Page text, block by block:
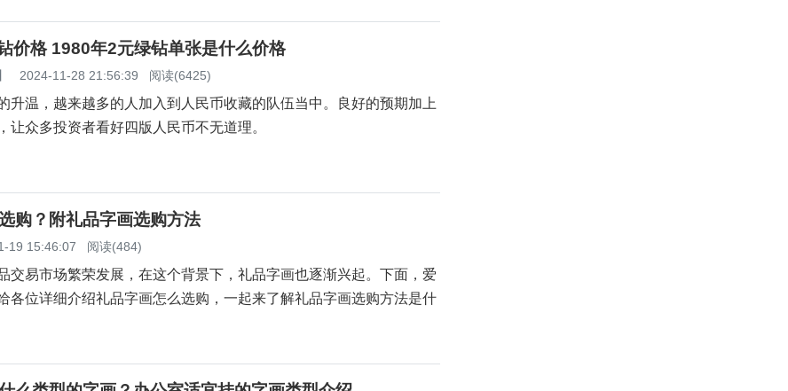
价格 1980年2元绿钻单张是什么价格
2024-11-28 21:56:39 阅读(6425)
升温，越来越多的人加入到人民币收藏的队伍当中。良好的预期加上
让众多投资者看好四版人民币不无道理。
购？附礼品字画选购方法
19 15:46:07 阅读(484)
交易市场繁荣发展，在这个背景下，礼品字画也逐渐兴起。下面，爱
各位详细介绍礼品字画怎么选购，一起来了解礼品字画选购方法是什